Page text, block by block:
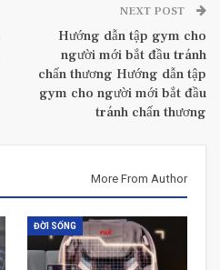
NEXT POST
Hướng dẫn tập gym cho
người mới bắt đầu tránh
chấn thương Hướng dẫn tập
gym cho người mới bắt đầu
tránh chấn thương
More From Author
ĐỜI SỐNG